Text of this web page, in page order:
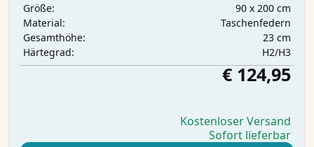
Größe:
90 x 200 cm
Material:
Taschenfedern
Gesamthöhe:
23 cm
Härtegrad:
H2/H3
€ 124,95
Kostenloser Versand
Sofort lieferbar